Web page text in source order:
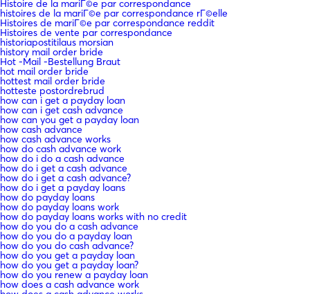
Histoire de la mariГ©e par correspondance
histoires de la mariГ©e par correspondance rГ©elle
Histoires de mariГ©e par correspondance reddit
Histoires de vente par correspondance
historiapostitilaus morsian
history mail order bride
Hot -Mail -Bestellung Braut
hot mail order bride
hottest mail order bride
hotteste postordrebrud
how can i get a payday loan
how can i get cash advance
how can you get a payday loan
how cash advance
how cash advance works
how do cash advance work
how do i do a cash advance
how do i get a cash advance
how do i get a cash advance?
how do i get a payday loans
how do payday loans
how do payday loans work
how do payday loans works with no credit
how do you do a cash advance
how do you do a payday loan
how do you do cash advance?
how do you get a payday loan
how do you get a payday loan?
how do you renew a payday loan
how does a cash advance work